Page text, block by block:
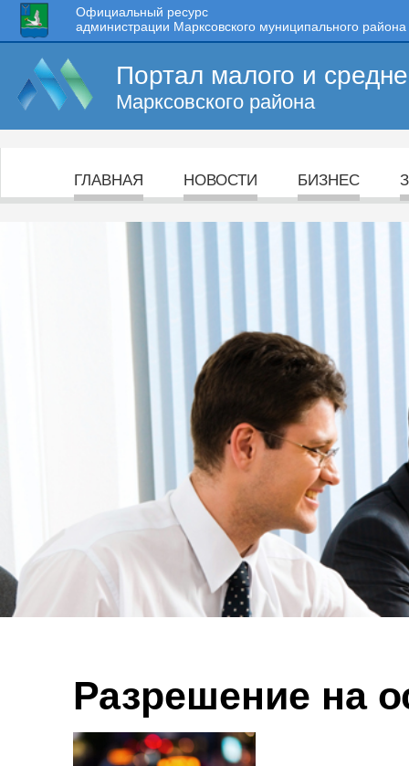
Официальный ресурс
администрации Марксовского муниципального района
Портал малого и
Марксовского района
ГЛАВНАЯ НОВОСТИ БИЗНЕС
Разрешение на